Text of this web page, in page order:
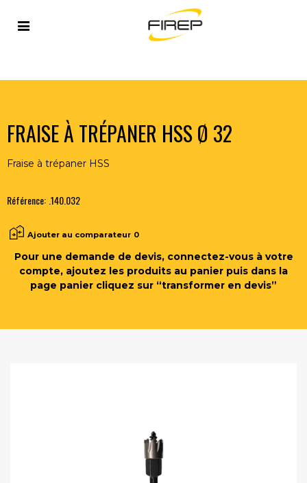
Accueil OUTILLAGE DU SOUDEUR >
FRAISE À TRÉPANER HSS Ø 32
FRAISE À TRÉPANER HSS Ø 32
Fraise à trépaner HSS
Référence: .140.032
Ajouter au comparateur 0
Pour une demande de devis, connectez-vous à votre
compte, ajoutez les produits au panier puis dans la
page panier cliquez sur “transformer en devis”